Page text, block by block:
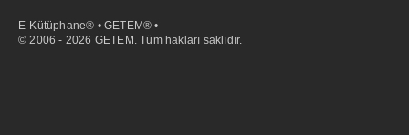
E-Kütüphane® • GETEM® •
© 2006 - 2026 GETEM. Tüm hakları saklıdır.